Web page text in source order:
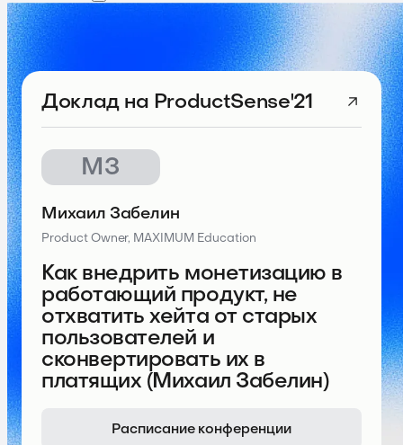
Доклад на ProductSense'21
МЗ
Как внедрить монетизацию в
работающий продукт, не
отхватить хейта от старых
пользователей и
сконвертировать их в
платящих (Михаил Забелин)
Михаил Забелин
Product Owner, MAXIMUM Education
Расписание конференции